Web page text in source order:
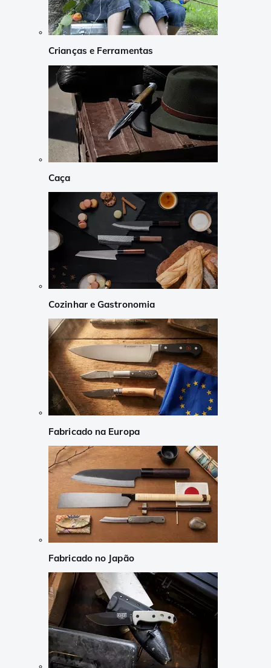
Crianças e Ferramentas
Caça
Cozinhar e Gastronomia
Fabricado na Europa
Fabricado no Japão